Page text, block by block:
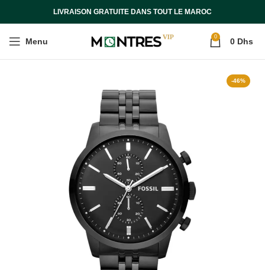
LIVRAISON GRATUITE DANS TOUT LE MAROC
Menu 0 0 Dhs
-46%